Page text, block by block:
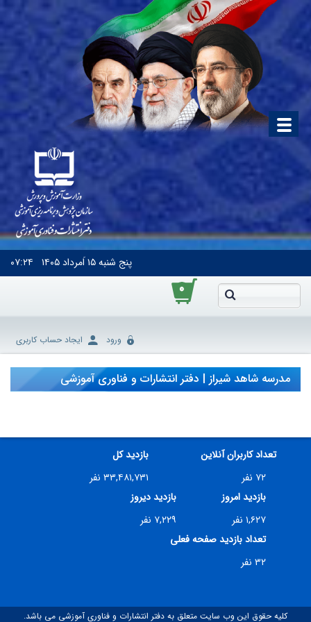
پنج شنبه۱۵ اَمرداد ۱۴۰۵ ۰۷:۲۴
۰
ورود ایجاد حساب کاربری
مدرسه شاهد شیراز | دفتر انتشارات و فناوری آموزشی
تعداد کاربران آنلاین
۷۲ نفر
بازدید کل
۳۳,۴۸۱,۷۳۱ نفر
بازدید امروز
۱,۶۲۷ نفر
بازدید دیروز
۷,۲۲۹ نفر
تعداد بازدید صفحه فعلی
۳۲ نفر
کلیه حقوق این وب سایت متعلق به دفتر انتشارات و فناوری آموزشی می باشد.